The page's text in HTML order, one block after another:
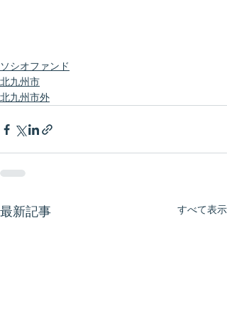
ソシオファンド
北九州市
北九州市外
最新記事 すべて表示